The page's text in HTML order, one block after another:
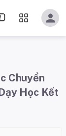
Chuyển
Học Kết